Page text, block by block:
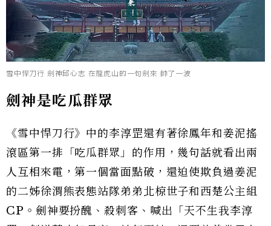
雪中悍刀行 劍神邱心志 在龍虎山的一句劍來 帥了一波
劍神是吃瓜群眾
《雪中悍刀行》中的李淳罡還有著徐鳳年和姜泥搖
滾區第一排「吃瓜群眾」的作用，幾句話就看出兩
人互相來電，第一個當面點破，還迫使欺負過姜泥
的二姊徐渭熊表態站隊弟弟北椋世子和西楚公主組
CP。劍神要扮醜、殺刺客、喊出「天不生我李淳